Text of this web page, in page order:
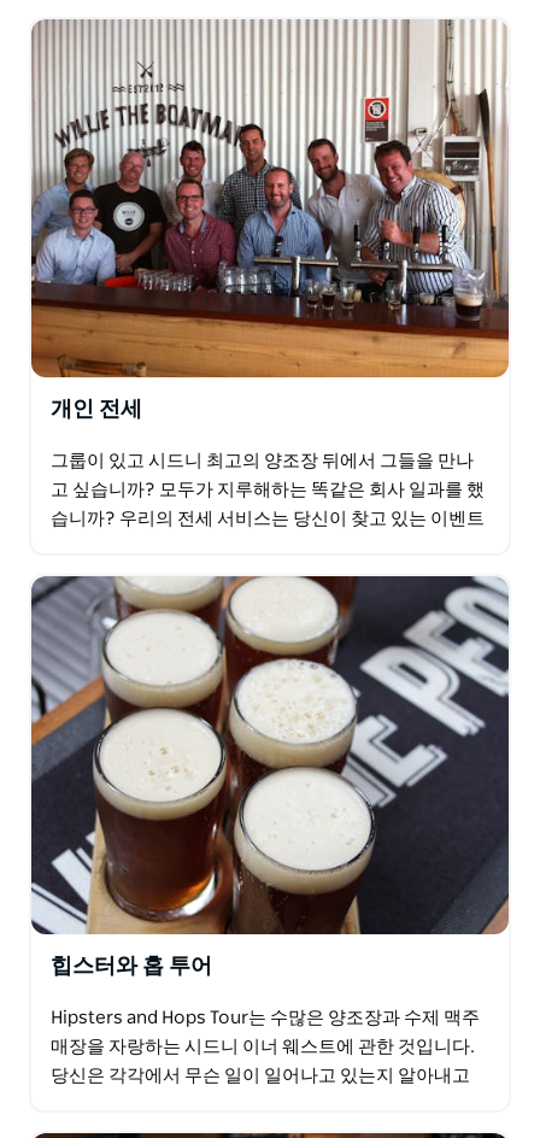
개인 전세
그룹이 있고 시드니 최고의 양조장 뒤에서 그들을 만나
고 싶습니까? 모두가 지루해하는 똑같은 회사 일과를 했
습니까? 우리의 전세 서비스는 당신이 찾고 있는 이벤트
및…
힙스터와 홉 투어
Hipsters and Hops Tour는 수많은 양조장과 수제 맥주
매장을 자랑하는 시드니 이너 웨스트에 관한 것입니다.
당신은 각각에서 무슨 일이 일어나고 있는지 알아내고